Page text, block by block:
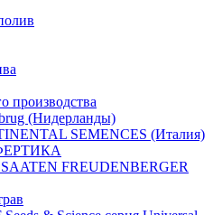
производства
(Нидерланды)
SEMENCES (Италия)
FREUDENBERGER